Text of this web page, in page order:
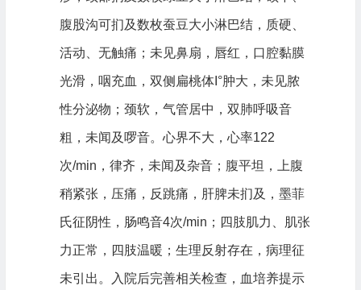
腹股沟可扪及数枚蚕豆大小淋巴结，质硬、
活动、无触痛；未见鼻扇，唇红，口腔黏膜
光滑，咽充血，双侧扁桃体I°肿大，未见脓
性分泌物；颈软，气管居中，双肺呼吸音
粗，未闻及啰音。心界不大，心率122
次/min，律齐，未闻及杂音；腹平坦，上腹
稍紧张，压痛，反跳痛，肝脾未扪及，墨菲
氏征阴性，肠鸣音4次/min；四肢肌力、肌张
力正常，四肢温暖；生理反射存在，病理征
未引出。入院后完善相关检查，血培养提示